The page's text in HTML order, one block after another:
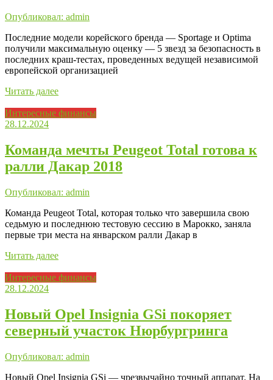
Опубликовал: admin
Последние модели корейского бренда — Sportage и Optima
получили максимальную оценку — 5 звезд за безопасность в
последних краш-тестах, проведенных ведущей независимой
европейской организацией
Читать далее
Интересные финансы
28.12.2024
Команда мечты Peugeot Total готова к
ралли Дакар 2018
Опубликовал: admin
Команда Peugeot Total, которая только что завершила свою
седьмую и последнюю тестовую сессию в Марокко, заняла
первые три места на январском ралли Дакар в
Читать далее
Интересные финансы
28.12.2024
Новый Opel Insignia GSi покоряет
северный участок Нюрбургринга
Опубликовал: admin
Новый Opel Insignia GSi — чрезвычайно точный аппарат. На